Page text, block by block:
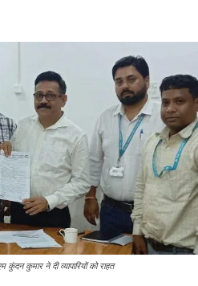
कुमार ने दी व्यापारियों को राहत